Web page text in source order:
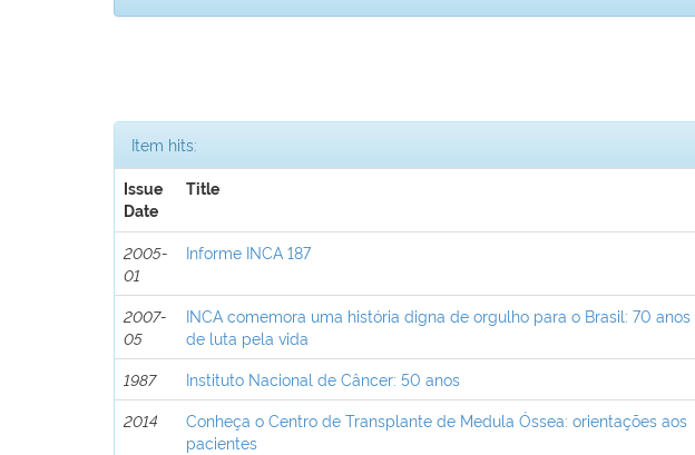
Item hits:
Issue
Date
Title
2005-
01
Informe INCA 187
2007-
05
INCA comemora uma história digna de orgulho para o Brasil: 70 anos
de luta pela vida
1987 Instituto Nacional de Câncer: 50 anos
2014
Conheça o Centro de Transplante de Medula Óssea: orientações aos
pacientes